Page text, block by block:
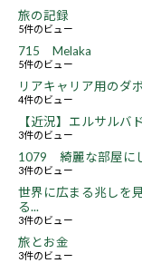
旅の記録
5件のビュー
715 Melaka
5件のビュー
リアキャリア用のダ
4件のビュー
【近況】エルサルバ
3件のビュー
1079 綺麗な部屋に
3件のビュー
世界に広まる兆しを
る...
3件のビュー
旅とお金
3件のビュー